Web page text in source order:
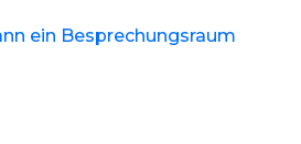
ein Besprechungsraum